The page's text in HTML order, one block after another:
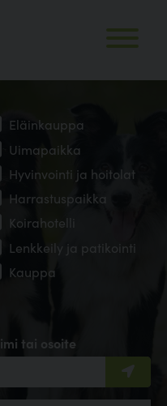
tai osoite
Eläinkauppa
Uimapaikka
Hyvinvointi ja hoitolat
Harrastuspaikka
Koirahotelli
Lenkkeily ja patikointi
Kauppa